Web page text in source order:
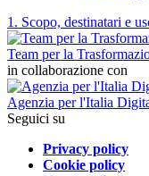
1. Scopo, destinatari e
Team per la
in collaborazione con
Agenzia per l'Italia
Seguici su
Privacy policy
Cookie policy